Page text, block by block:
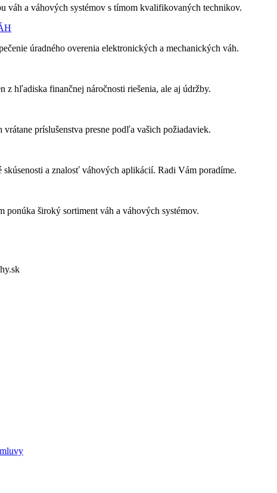
váh a váhových systémov s tímom kvalifikovaných technikov.
úradného overenia elektronických a mechanických váh.
z hľadiska finančnej náročnosti riešenia, ale aj údržby.
príslušenstva presne podľa vašich požiadaviek.
skúsenosti a znalosť váhových aplikácií. Radi Vám poradíme.
široký sortiment váh a váhových systémov.